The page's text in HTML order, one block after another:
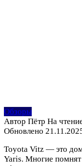
Обзоры
Автор Пётр На
Обновлено
Toyota Vitz — это
Yaris. Многие помнят